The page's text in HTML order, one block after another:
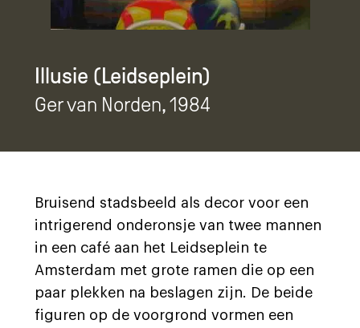
Illusie (Leidseplein)
Ger van Norden, 1984
Bruisend stadsbeeld als decor voor een
intrigerend onderonsje van twee mannen
in een café aan het Leidseplein te
Amsterdam met grote ramen die op een
paar plekken na beslagen zijn. De beide
figuren op de voorgrond vormen een